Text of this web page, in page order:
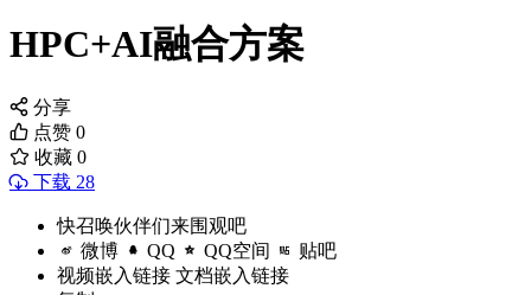
HPC+AI融合方案
分享
点赞 0
收藏 0
下载 28
快召唤伙伴们来围观吧
微博 QQ QQ空间 贴吧
视频嵌入链接 文档嵌入链接